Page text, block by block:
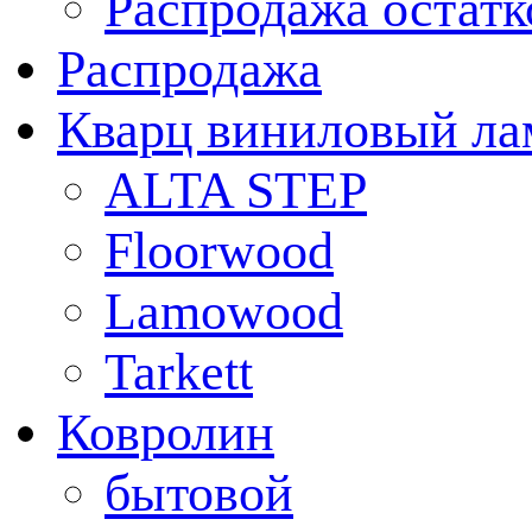
Распродажа
Кварц виниловый
ALTA STEP
Floorwood
Lamowood
Tarkett
Ковролин
бытовой